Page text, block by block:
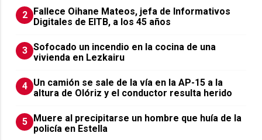
2
Fallece Oihane Mateos, jefa de Informativos
Digitales de EITB, a los 45 años
3 Sofocado un incendio en la cocina de una
vivienda en Lezkairu
4 Un camión se sale de la vía en la AP-15 a la
altura de Olóriz y el conductor resulta herido
5
Muere al precipitarse un hombre que huía de la
policía en Estella